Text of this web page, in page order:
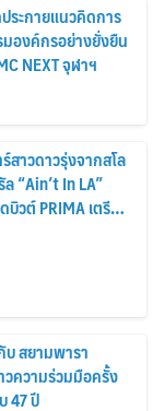
ระกายแนวคิดการ
องค์กรอย่างยั่งยืน
NEXT จุฬาฯ
สาวดาวรุ่งจากสโล
“Ain’t In LA”
วต์ PRIMA เตรียม
สยามพารา
ความร่วมมือครั้ง
47 ปี